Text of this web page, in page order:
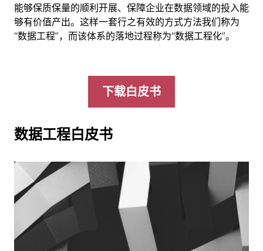
能够保质保量的顺利开展、保障企业在数据领域的投入能
够有价值产出。这样一套行之有效的方式方法我们称为
“数据工程”，而该体系的落地过程称为“数据工程化”。
下载白皮书
数据工程白皮书